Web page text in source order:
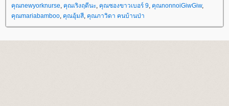
คุณnewyorknurse, คุณเริงฤดีนะ, คุณซองขาวเบอร์ 9, คุณnonnoiGiwGiw,
คุณmariabamboo, คุณอุ้มสี, คุณภาวิดา คนบ้านป่า